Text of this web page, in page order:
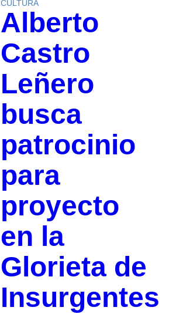
CULTURA
Alberto
Castro
Leñero
busca
patrocinio
para
proyecto
en la
Glorieta de
Insurgentes